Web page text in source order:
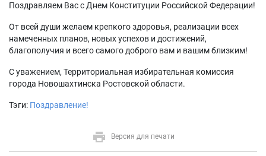
Поздравляем Вас с Днем Конституции Российской Федерации!
От всей души желаем крепкого здоровья, реализации всех
намеченных планов, новых успехов и достижений,
благополучия и всего самого доброго вам и вашим близким!
С уважением, Территориальная избирательная комиссия
города Новошахтинска Ростовской области.
Тэги: Поздравление!
Версия для печати